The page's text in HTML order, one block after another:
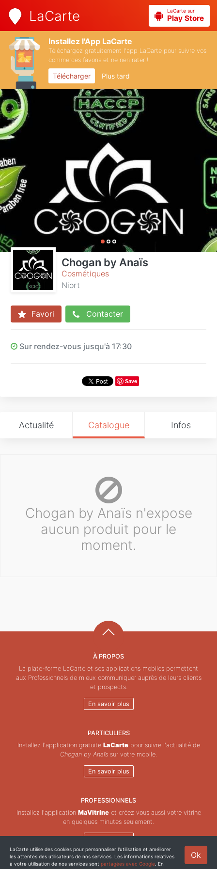
LaCarte LaCarte sur
Play Store
Installez l'App LaCarte
Téléchargez gratuitement l'app LaCarte pour suivre vos
commerces favoris et ne rien rater !
Télécharger Plus tard
Chogan by Anaïs
Cosmétiques
Niort
Favori Contacter
Sur rendez-vous jusqu'à 17:30
Save
Actualité Catalogue Infos
Chogan by Anaïs n'expose
aucun produit pour le
moment.
À PROPOS
La plate-forme LaCarte et ses applications mobiles permettent
aux Professionnels de mieux communiquer auprès de leurs clients
et prospects.
En savoir plus
PARTICULIERS
Installez l'application gratuite LaCartepour suivre l'actualité de
Chogan by Anaïs sur votre mobile.
En savoir plus
PROFESSIONNELS
Installez l'application MaVitrineet créez vous aussi votre vitrine
en quelques minutes seulement.
En savoir plus
Copyright © ZeMAP 2026 - Tous droits réservés. Ok
LaCarte utilise des cookies pour personnaliser l'utilisation et améliorer
les attentes des utilisateurs de nos services. Les informations relatives
à votre utilisation de nos services sont partagées avec Google . En